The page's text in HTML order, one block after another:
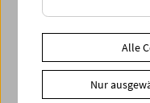
Share on
Alle
Nur